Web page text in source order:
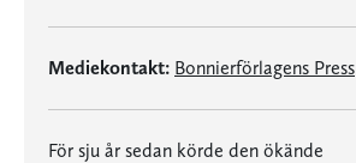
Mediekontakt: Bonnierförlagens Press
För sju år sedan körde den ökände